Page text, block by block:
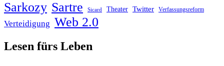
Sarkozy Sartre Sicard Theater Twitter Verfassungsreform
Verteidigung Web 2.0
Lesen fürs Leben